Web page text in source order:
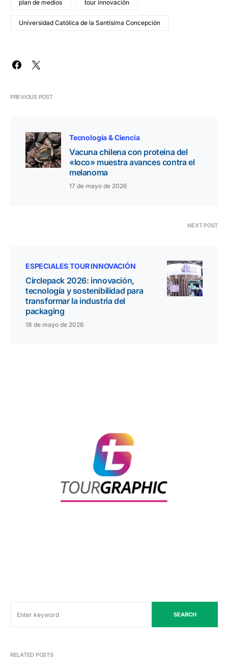
plan de medios tour innovación
Universidad Católica de la Santísima Concepción
PREVIOUS POST
Tecnología & Ciencia
Vacuna chilena con proteína del
«loco» muestra avances contra el
melanoma
17 de mayo de 2026
NEXT POST
ESPECIALES TOUR INNOVACIÓN
Circlepack 2026: innovación,
tecnología y sostenibilidad para
transformar la industria del
packaging
18 de mayo de 2026
SEARCH
RELATED POSTS